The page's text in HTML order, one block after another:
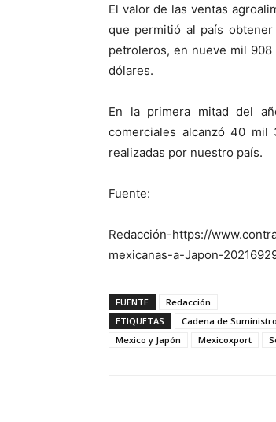
El valor de las ventas
que permitió al país
petroleros, en nueve mil
dólares.
En la primera mitad del
comerciales alcanzó 40
realizadas por nuestro país.
Fuente:
Redacción-https://
mexicanas-a-Japon-
FUENTE
Redacción
ETIQUETAS
Cadena de Suministro
Mexico y Japón
Mexicoxport